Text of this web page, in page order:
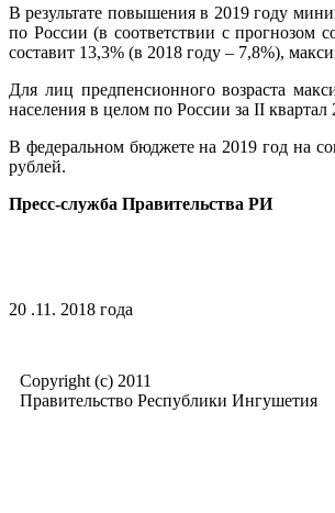
В результате повышения в 2019 году
по России (в соответствии с прогнозом
составит 13,3% (в 2018 году – 7,8%),
Для лиц предпенсионного возраста
населения в целом по России за II квартал
В федеральном бюджете на 2019 год на
рублей.
Пресс-служба Правительства РИ
20 .11. 2018 года
Copyright (c) 2011
Правительство Республики Ингушетия